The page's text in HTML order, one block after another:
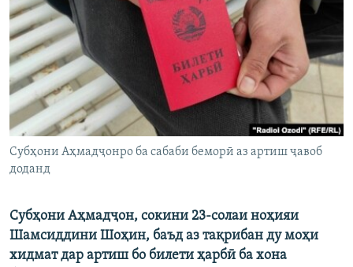
ГУЗОРИШҲОИ РАДИОӢ
Русский
ПАЙГИРӢ КУНЕД
Ҳамаи сомонаҳои RFE/RL
Субҳони Аҳмадҷонро ба сабаби беморӣ аз артиш ҷавоб
доданд
Субҳони Аҳмадҷон, сокини 23-солаи ноҳияи
Шамсиддини Шоҳин, баъд аз тақрибан ду моҳи
хидмат дар артиш бо билети ҳарбӣ ба хона